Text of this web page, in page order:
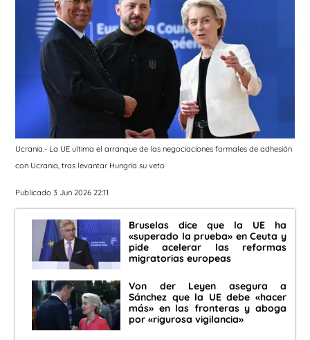
Ucrania.- La UE ultima el arranque de las negociaciones formales de adhesión
con Ucrania, tras levantar Hungría su veto
Publicado 3 Jun 2026 22:11
Bruselas dice que la UE ha
«superado la prueba» en Ceuta y
pide acelerar las reformas
migratorias europeas
Von der Leyen asegura a
Sánchez que la UE debe «hacer
más» en las fronteras y aboga
por «rigurosa vigilancia»